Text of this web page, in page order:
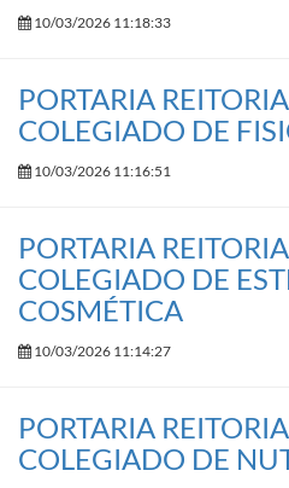
10/03/2026 11:18:33
PORTARIA
COLEGIADO DE
10/03/2026 11:16:51
PORTARIA
COLEGIADO DE
COSMÉTICA
10/03/2026 11:14:27
PORTARIA
COLEGIADO DE